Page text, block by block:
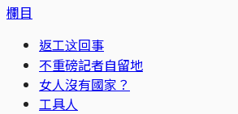
欄目
返工这回事
不重磅記者自留地
女人沒有國家？
工具人